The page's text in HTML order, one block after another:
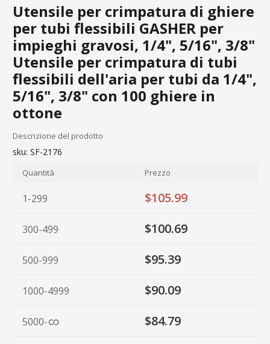
Utensile per crimpatura di ghiere
per tubi flessibili GASHER per
impieghi gravosi, 1/4", 5/16", 3/8"
Utensile per crimpatura di tubi
flessibili dell'aria per tubi da 1/4",
5/16", 3/8" con 100 ghiere in
ottone
Descrizione del prodotto
sku: SF-2176
Quantità Prezzo
1-299 $105.99
300-499 $100.69
500-999 $95.39
1000-4999 $90.09
5000- $84.79